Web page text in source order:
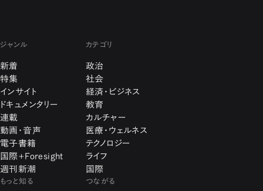
ジャンル
新着
特集
インサイト
ドキュメンタリー
連載
動画・音声
電子書籍
国際+Foresight
週刊新潮
カテゴリ
政治
社会
経済・ビジネス
教育
カルチャー
医療・ウェルネス
テクノロジー
ライフ
国際
もっと知る つながる